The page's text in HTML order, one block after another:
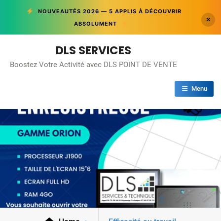
NOUVEAUTÉS 2026 — 5 APPLIS À DÉCOUVRIR
ABSOLUMENT
×
content
DLS SERVICES
Boostez Votre Activité avec DLS POINT DE VENTE
Menu